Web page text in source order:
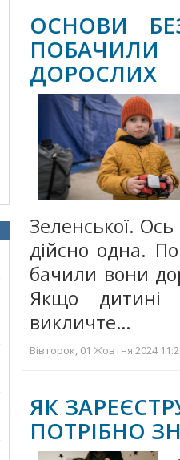
ОСНОВИ
ДОРОСЛИХ
Зеленської.
дійсно одна.
бачили вони
Якщо дитині
викличте…
Вівторок, 01 Жовтня 2024
ЯК
ПОТРІБНО